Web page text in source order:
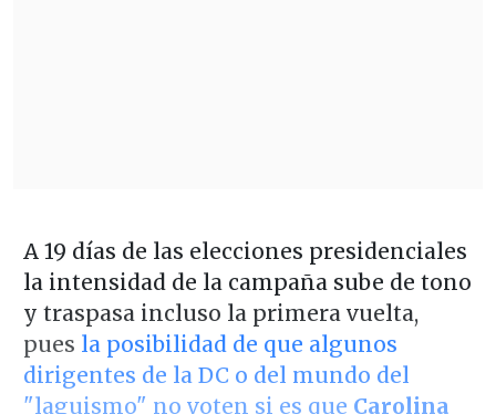
A 19 días de las elecciones presidenciales
la intensidad de la campaña sube de tono
y traspasa incluso la primera vuelta,
pues la posibilidad de que algunos
dirigentes de la DC o del mundo del
"laguismo" no voten si es que Carolina